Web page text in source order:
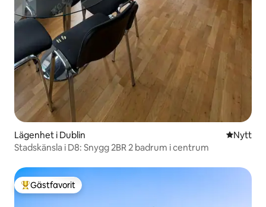
Lägenhet i Dublin NyttNytt
Stadskänsla i D8: Snygg 2BR 2 badrum i centrum
Populär gästfavorit
Gästfavorit